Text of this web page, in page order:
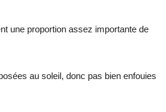
une proportion assez importante de
au soleil, donc pas bien enfouies